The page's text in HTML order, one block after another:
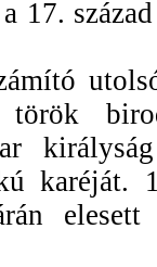
17.
karéját.
elesett